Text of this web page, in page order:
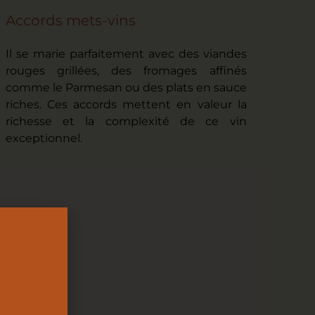
Accords mets-vins
Il se marie parfaitement avec des viandes
rouges grillées, des fromages affinés
comme le Parmesan ou des plats en sauce
riches. Ces accords mettent en valeur la
richesse et la complexité de ce vin
exceptionnel.